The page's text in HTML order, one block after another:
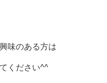
味のある方は
ください^^